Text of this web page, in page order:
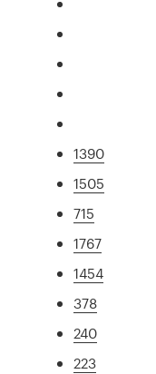
1390
1505
715
1767
1454
378
240
223